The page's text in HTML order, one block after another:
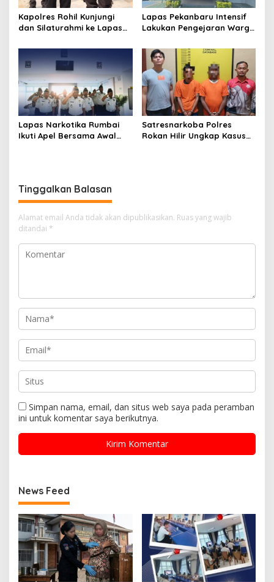
Kapolres Rohil Kunjungi
dan Silaturahmi ke Lapas
Perkuat Sinergitas dan
Kolaborasi Antar instansi
Lapas Pekanbaru Intensif
Lakukan Pengejaran Warga
Libatkan Tim Gabungan
Lapas, Kanwil, dan
Kepolisian
Lapas Narkotika Rumbai
Ikuti Apel Bersama Awal
Satresnarkoba Polres
Rokan Hilir Ungkap Kasus
Tinggalkan Balasan
Alamat email Anda tidak akan dipublikasikan. Ruas yang wajib
ditandai *
Simpan nama, email, dan situs web saya pada peramban
ini untuk komentar saya berikutnya.
News Feed